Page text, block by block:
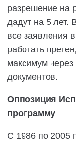
разрешение на
дадут на 5 лет.
все заявления
работать
максимум
документов.
Оппозиция
программу
С 1986 по 2005